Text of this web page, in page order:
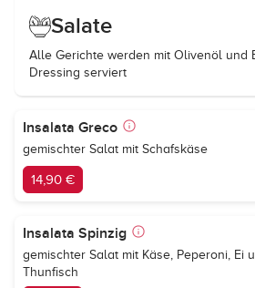
Salate
Alle Gerichte werden mit Olivenöl und
Dressing serviert
Insalata Greco
gemischter Salat mit Schafskäse
14,90 €
Insalata Spinzig
gemischter Salat mit Käse, Peperoni, Ei
Thunfisch